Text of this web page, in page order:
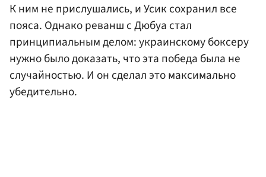
К ним не прислушались, и Усик сохранил все
пояса. Однако реванш с Дюбуа стал
принципиальным делом: украинскому боксеру
нужно было доказать, что эта победа была не
случайностью. И он сделал это максимально
убедительно.